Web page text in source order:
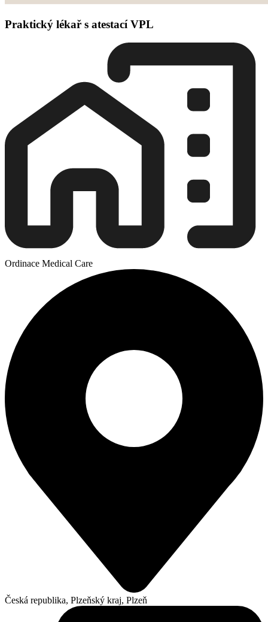
Praktický lékař s atestací VPL
Ordinace Medical Care
Česká republika, Plzeňský kraj, Plzeň